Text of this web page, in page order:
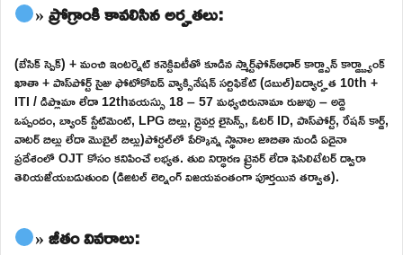
» ప్రోగ్రాంకి కావలిసిన అర్హతలు:
(బేసిక్ స్పెక్) + మంచి ఇంటర్నెట్ కనెక్టివిటీతో కూడిన స్మార్ట్‌ఫోన్ఆధార్ కార్డ్పాన్ కార్డ్బ్యాంక్
ఖాతా + పాస్‌పోర్ట్ సైజు ఫోటోకోవిడ్ వ్యాక్సినేషన్ సర్టిఫికేట్ (డబుల్)విద్యార్హత 10th +
ITI / డిప్లొమా లేదా 12thవయస్సు 18 – 57 మధ్యచిరునామా రుజువు – అద్దె
ఒప్పందం, బ్యాంక్ స్టేట్‌మెంట్, LPG బిల్లు, డ్రైవర్ల లైసెన్స్, ఓటర్ ID, పాస్‌పోర్ట్, రేషన్ కార్డ్,
వాటర్ బిల్లు లేదా మొబైల్ బిల్లు)పోర్టల్‌లో పేర్కొన్న స్థానాల జాబితా నుండి ఏదైనా
ప్రదేశంలో OJT కోసం కనిపించే లభ్యత. తుది నిర్ధారణ ట్రైనర్ లేదా ఫెసిలిటేటర్ ద్వారా
తెలియజేయబడుతుంది (డిజిటల్ లెర్నింగ్ విజయవంతంగా పూర్తయిన తర్వాత).
» జీతం వివరాలు: